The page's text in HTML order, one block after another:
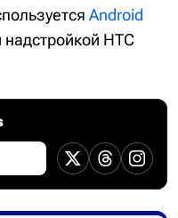
Android
HTC